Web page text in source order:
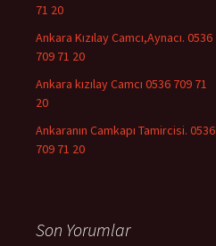
71 20
Ankara Kızılay Camcı,Aynacı. 0536
709 71 20
Ankara kızılay Camcı 0536 709 71
20
Ankaranın Camkapı Tamircisi. 0536
709 71 20
Son Yorumlar